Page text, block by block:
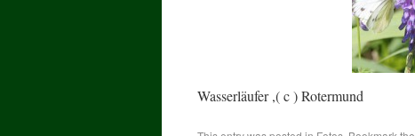
Wasserläufer ,( c ) Rotermund